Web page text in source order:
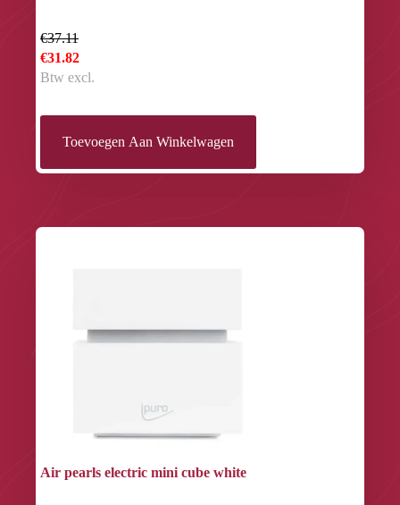
€37.11
€31.82
Btw excl.
Toevoegen Aan Winkelwagen
Air pearls electric mini cube white